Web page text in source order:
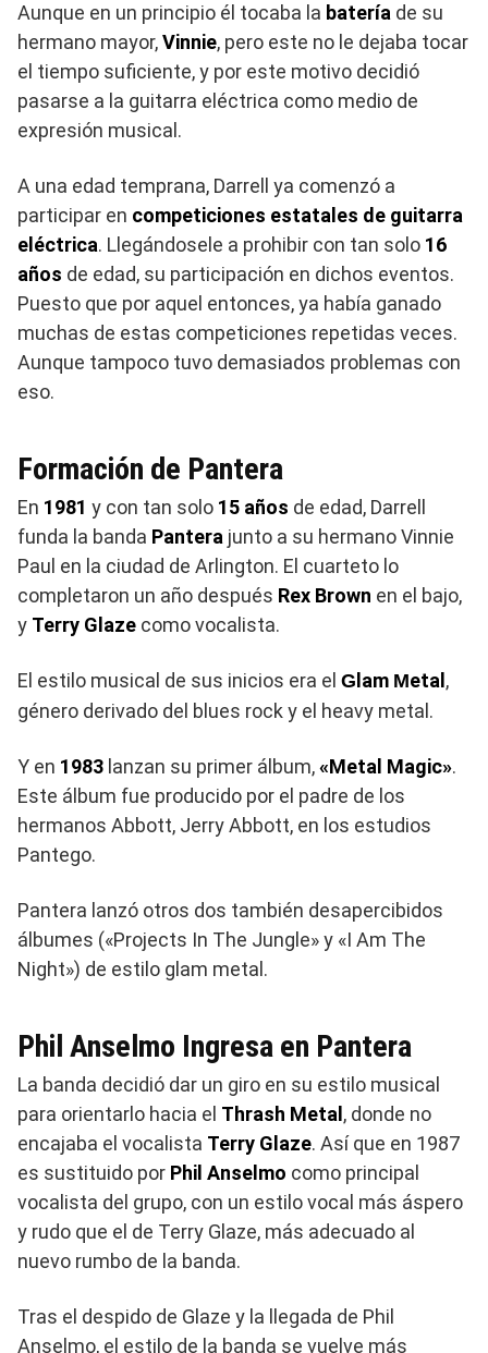
Aunque en un principio él tocaba la batería de su
hermano mayor,Vinnie, pero este no le dejaba tocar
el tiempo suficiente, y por este motivo decidió
pasarse a la guitarra eléctrica como medio de
expresión musical.
A una edad temprana, Darrell ya comenzó a
participar en competiciones estatales de guitarra
eléctrica. Llegándosele a prohibir con tan solo 16
años de edad, su participación en dichos eventos.
Puesto que por aquel entonces, ya había ganado
muchas de estas competiciones repetidas veces.
Aunque tampoco tuvo demasiados problemas con
eso.
Formación de Pantera
En 1981 y con tan solo 15 años de edad, Darrell
funda la banda Pantera junto a su hermano Vinnie
Paul en la ciudad de Arlington. El cuarteto lo
completaron un año después Rex Brown en el bajo,
y Terry Glaze como vocalista.
El estilo musical de sus inicios era el G lam Metal ,
género derivado del blues rock y el heavy metal.
Y en 1983 lanzan su primer álbum,«Metal Magic».
Este álbum fue producido por el padre de los
hermanos Abbott, Jerry Abbott, en los estudios
Pantego.
Pantera lanzó otros dos también desapercibidos
álbumes («Projects In The Jungle» y «I Am The
Night») de estilo glam metal.
Phil Anselmo Ingresa en Pantera
La banda decidió dar un giro en su estilo musical
para orientarlo hacia el Thrash Metal , donde no
encajaba el vocalista Terry Glaze. Así que en 1987
es sustituido por Phil Anselmo como principal
vocalista del grupo, con un estilo vocal más áspero
y rudo que el de Terry Glaze, más adecuado al
nuevo rumbo de la banda.
Tras el despido de Glaze y la llegada de Phil
Anselmo, el estilo de la banda se vuelve más